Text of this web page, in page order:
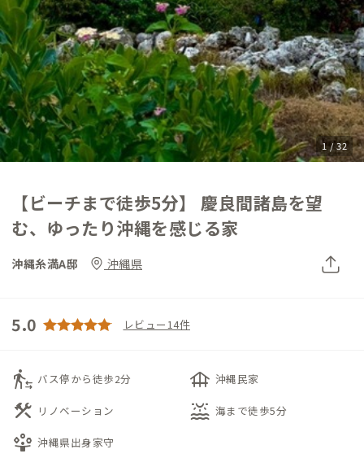
1 / 32
【ビーチまで徒歩5分】 慶良間諸島を望
む、ゆったり沖縄を感じる家
沖縄糸満A邸 沖縄県
5.0 レビュー14件
transfer_within_a_station バス停から徒歩2分 foundation 沖縄民家
construction リノベーション water_lux 海まで徒歩5分
person_play 沖縄県出身家守